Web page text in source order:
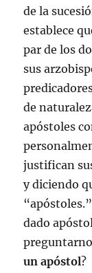
de la
establece
par de los
sus
de
apóstoles
justifican
y diciendo
dado
un apóstol?